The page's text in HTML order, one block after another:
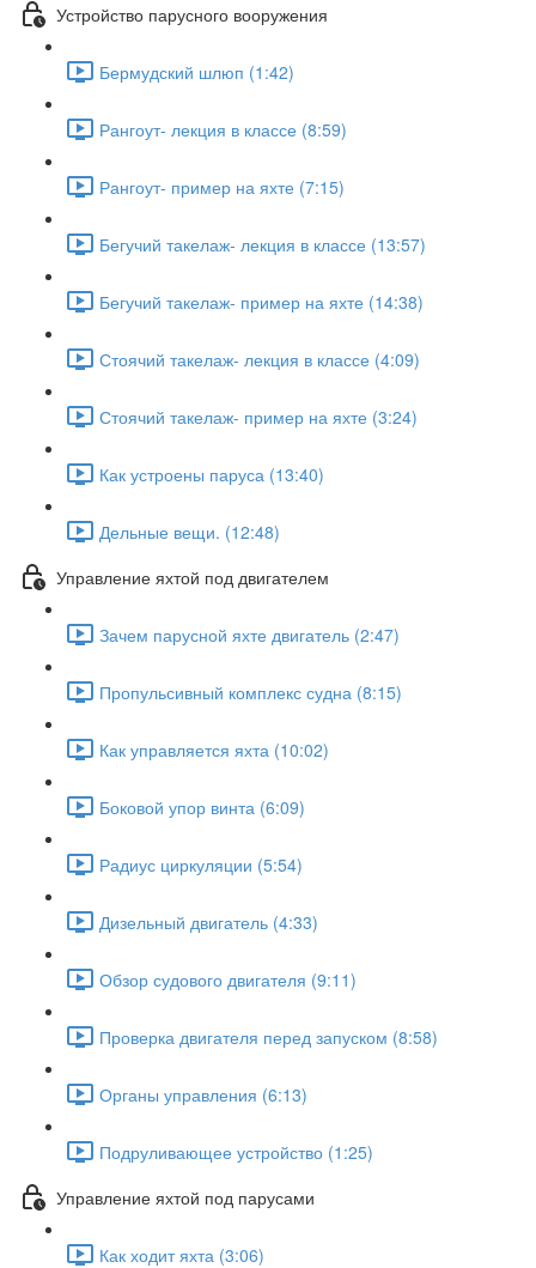
Устройство парусного вооружения
Бермудский шлюп (1:42)
Рангоут- лекция в классе (8:59)
Рангоут- пример на яхте (7:15)
Бегучий такелаж- лекция в классе (13:57)
Бегучий такелаж- пример на яхте (14:38)
Стоячий такелаж- лекция в классе (4:09)
Стоячий такелаж- пример на яхте (3:24)
Как устроены паруса (13:40)
Дельные вещи. (12:48)
Управление яхтой под двигателем
Зачем парусной яхте двигатель (2:47)
Пропульсивный комплекс судна (8:15)
Как управляется яхта (10:02)
Боковой упор винта (6:09)
Радиус циркуляции (5:54)
Дизельный двигатель (4:33)
Обзор судового двигателя (9:11)
Проверка двигателя перед запуском (8:58)
Органы управления (6:13)
Подруливающее устройство (1:25)
Управление яхтой под парусами
Как ходит яхта (3:06)